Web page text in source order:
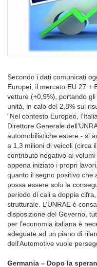
Secondo i dati comunicati
Europei, il mercato EU 27 +
vetture (+0,9%), portando
unità, in calo del 2,8% sui
“Nel contesto Europeo,
Direttore Generale
automobilistiche estere - si
a 1,3 milioni di veicoli (circa
contributo negativo ai
appena iniziato i propri
quanto il segno positivo che
possa essere solo la
periodo di cali a doppia
strutturale. L’UNRAE è
disposizione del Governo,
per l’economia italiana è
adeguate ad un piano di
dell’Automotive vuole
Germania – Dopo la